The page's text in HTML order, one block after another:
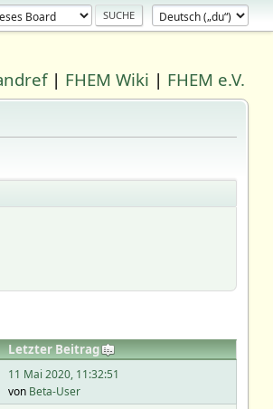
| FHEM Wiki | FHEM e.V.
Letzter Beitrag
11 Mai 2020, 11:32:51
von Beta-User